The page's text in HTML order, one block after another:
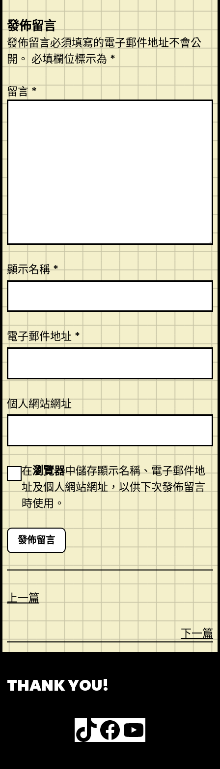
發佈留言
發佈留言必須填寫的電子郵件地址不會公
開。 必填欄位標示為 *
留言 *
顯示名稱*
電子郵件地址 *
個人網站網址
在瀏覽器中儲存顯示名稱、電子郵件地
址及個人網站網址，以供下次發佈留言
時使用。
上一篇
下一篇
THANK YOU!
TikTok Facebook YouTube